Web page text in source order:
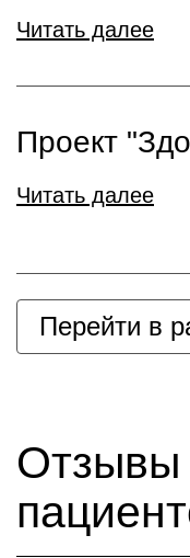
Читать далее
Проект
Читать далее
Перейти в